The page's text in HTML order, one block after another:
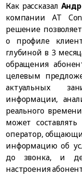
Как рассказал
компании AT
решение
о профиле
глубиной в 3
обращения
целевым
актуальных
информации,
реального
может
оператор,
информацию об
до звонка, и
настроения